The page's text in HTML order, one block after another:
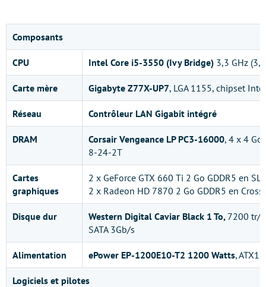
Composants
CPU Intel Core i5-3550 (Ivy Bridge) 3,3 GHz
Carte mère Gigabyte Z77X-UP7, LGA 1155, chipset
Réseau Contrôleur LAN Gigabit intégré
DRAM Corsair Vengeance LP PC3-16000, 4 x 4
8-24-2T
Cartes
graphiques
2 x GeForce GTX 660 Ti 2 Go GDDR5 en SLI
2 x Radeon HD 7870 2 Go GDDR5 en
Disque dur Western Digital Caviar Black 1 To, 7200 tr/
SATA 3Gb/s
Alimentation ePower EP-1200E10-T2 1200 Watts,
Logiciels et pilotes